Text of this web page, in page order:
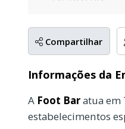
Compartilhar
Informações da
A Foot Baratua em
estabelecimentos